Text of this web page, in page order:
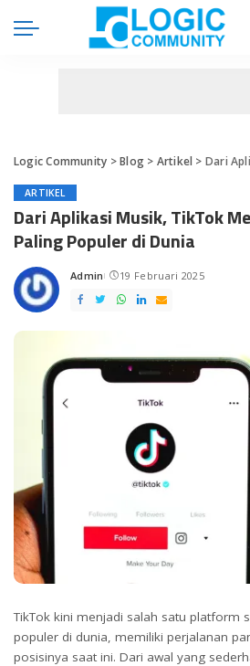
Logic Community >Blog> Artikel > Dari Aplikasi
ARTIKEL
Dari Aplikasi Musik, TikTok
Paling Populer di Dunia
Posted
by
Admin 19 Februari 2025
TikTok kini menjadi salah satu platform
populer di dunia, memiliki perjalanan
posisinya saat ini. Dari awal yang